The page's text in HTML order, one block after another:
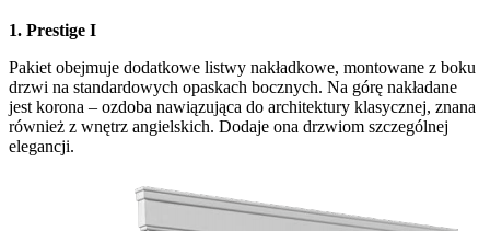
1. Prestige I
Pakiet obejmuje dodatkowe listwy nakładkowe, montowane z boku
drzwi na standardowych opaskach bocznych. Na górę nakładane
jest korona – ozdoba nawiązująca do architektury klasycznej, znana
również z wnętrz angielskich. Dodaje ona drzwiom szczególnej
elegancji.